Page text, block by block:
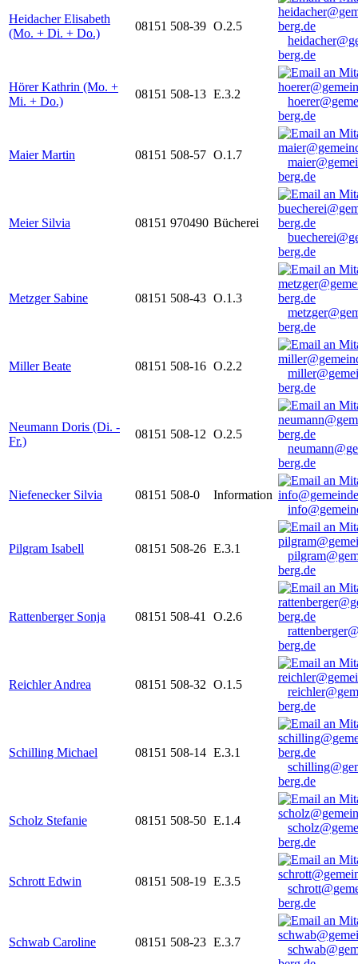
Heidacher Elisabeth
(Mo. + Di. + Do.)
08151 508-39 O.2.5
berg.de
Hörer Kathrin (Mo. +
Mi. + Do.)
08151 508-13 E.3.2
berg.de
Maier Martin 08151 508-57 O.1.7
berg.de
Meier Silvia 08151 970490 Bücherei
berg.de
Metzger Sabine 08151 508-43 O.1.3
berg.de
Miller Beate 08151 508-16 O.2.2
berg.de
Neumann Doris (Di. -
Fr.)
08151 508-12 O.2.5
berg.de
Niefenecker Silvia 08151 508-0
Information
Pilgram Isabell 08151 508-26 E.3.1
berg.de
Rattenberger Sonja 08151 508-41
O.2.6
berg.de
Reichler Andrea 08151 508-32 O.1.5
berg.de
Schilling Michael 08151 508-14 E.3.1
berg.de
Scholz Stefanie 08151 508-50 E.1.4
berg.de
Schrott Edwin 08151 508-19 E.3.5
berg.de
Schwab Caroline 08151 508-23 E.3.7